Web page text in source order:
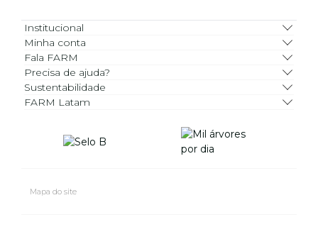
Institucional
Minha conta
Fala FARM
Precisa de ajuda?
Sustentabilidade
FARM Latam
Mapa do site